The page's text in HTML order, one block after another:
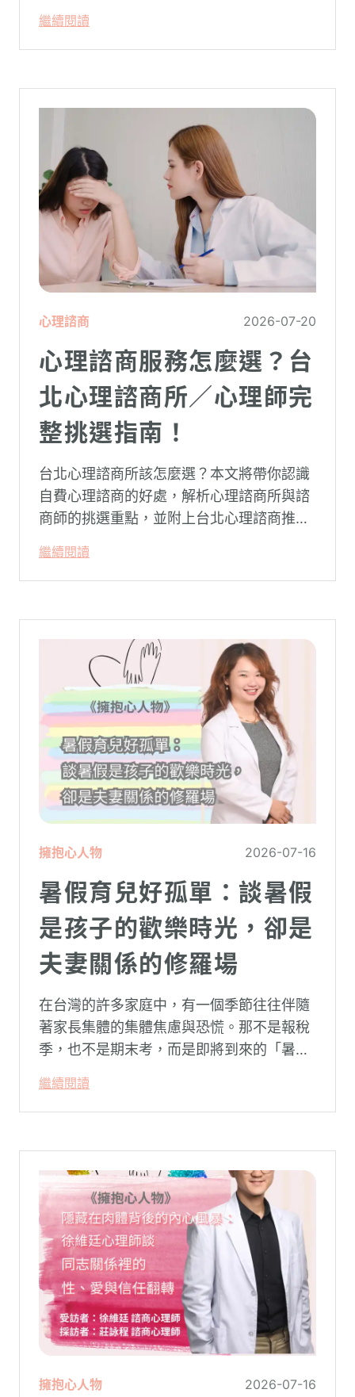
怪：「事情真的有這麼嚴重嗎？」
繼續閱讀
心理諮商 2026-07-20
心理諮商服務怎麼選？台
北心理諮商所／心理師完
整挑選指南！
台北心理諮商所該怎麼選？本文將帶你認識
自費心理諮商的好處，解析心理諮商所與諮
商師的挑選重點，並附上台北心理諮商推薦
理，陪你面對情緒困擾找回生活步調。
繼續閱讀
擁抱心人物 2026-07-16
暑假育兒好孤單：談暑假
是孩子的歡樂時光，卻是
夫妻關係的修羅場
在台灣的許多家庭中，有一個季節往往伴隨
著家長集體的集體焦慮與恐慌。那不是報稅
季，也不是期末考，而是即將到來的「暑
家庭，原本由學校與安親班代勞的照顧責
任，瞬間全數倒回家庭系統之內。對許多父
繼續閱讀
擁抱心人物 2026-07-16